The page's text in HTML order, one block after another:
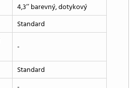
4,3’’ barevný, dotykový
Standard
-
Standard